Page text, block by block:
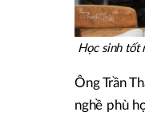
Học sinh tốt
Ông Trần
nghề phù